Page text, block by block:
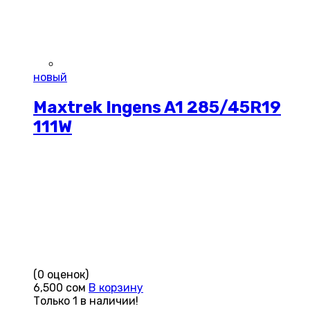
новый
Maxtrek Ingens A1 285/45R19
111W
(0 оценок)
6,500 сом В корзину
Только 1 в наличии!